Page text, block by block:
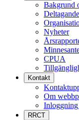
Bakgrund
Nyheter
CPUA
Kontakt
Om
Inloggning
RRCT